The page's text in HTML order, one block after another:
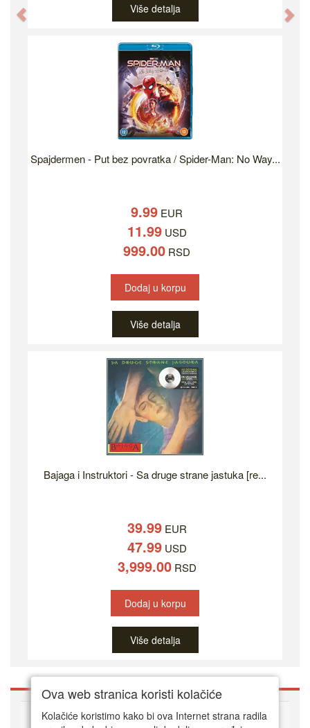
Više detalja
Spajdermen - Put bez povratka / Spider-Man: No Way...
9.99 EUR
11.99USD
999.00 RSD
Dodaj u korpu
Više detalja
Bajaga i Instruktori - Sa druge strane jastuka [re...
39.99EUR
47.99USD
3,999.00RSD
Dodaj u korpu
Više detalja
O DVD Zoni
Ova web stranica koristi kolačiće
Kolačiće koristimo kako bi ova Internet strana radila